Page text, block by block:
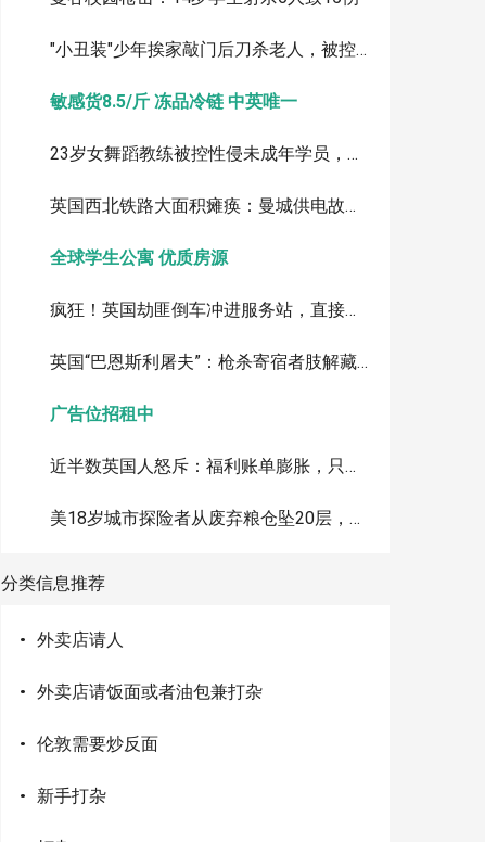
"小丑装"少年挨家敲门后刀杀老人，被控一级谋杀
敏感货8.5/斤 冻品冷链 中英唯一
23岁女舞蹈教练被控性侵未成年学员，最高或判终身监禁
英国西北铁路大面积瘫痪：曼城供电故障致列车延误取消
全球学生公寓 优质房源
疯狂！英国劫匪倒车冲进服务站，直接拖走ATM取款机
英国“巴恩斯利屠夫”：枪杀寄宿者肢解藏尸水泥桶，判35年
广告位招租中
近半数英国人怒斥：福利账单膨胀，只因有人假装生病骗补助
美18岁城市探险者从废弃粮仓坠20层，心脏停跳20分钟奇迹生还
分类信息推荐
· 外卖店请人
· 外卖店请饭面或者油包兼打杂
· 伦敦需要炒反面
· 新手打杂